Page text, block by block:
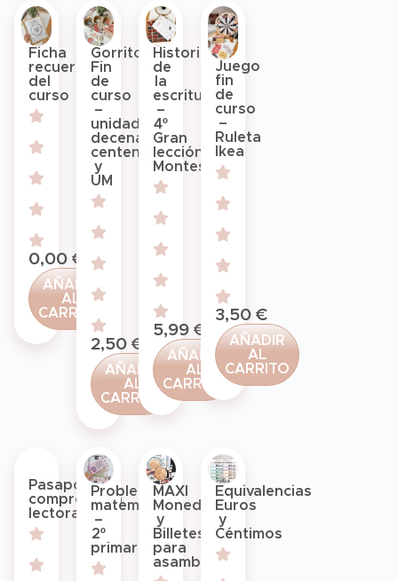
Ficha
recuerdos
del
curso
0,00 €
AÑADIR
AL
CARRITO
Gorritos
Fin
de
curso
–
unidades,
decenas,
centenas
y
UM
2,50 €
AÑADIR
AL
CARRITO
Historia
de
la
escritura
–
4º
Gran
lección
Montessori
5,99 €
AÑADIR
AL
CARRITO
Juego
fin
de
curso
–
Ruleta
Ikea
3,50 €
AÑADIR
AL
CARRITO
Pasaportes
comprensión
lectora
Problemas
matemáticos
–
2º
primaria
MAXI
Monedas
y
Billetes
para
asamblea
Equivalencias
Euros
y
Céntimos